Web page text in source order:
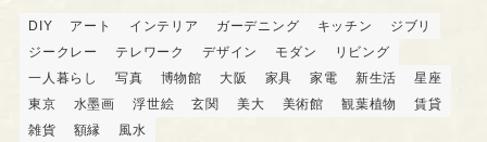
DIY アート インテリア ガーデニング キッチン
ジブリ
ジークレー
テレワーク デザイン モダン
リビング
一人暮らし
写真 博物館 大阪 家具 家電 新生活
星座
東京
水墨画 浮世絵 玄関 美大 美術館 観葉植物
賃貸
雑貨
額縁 風水